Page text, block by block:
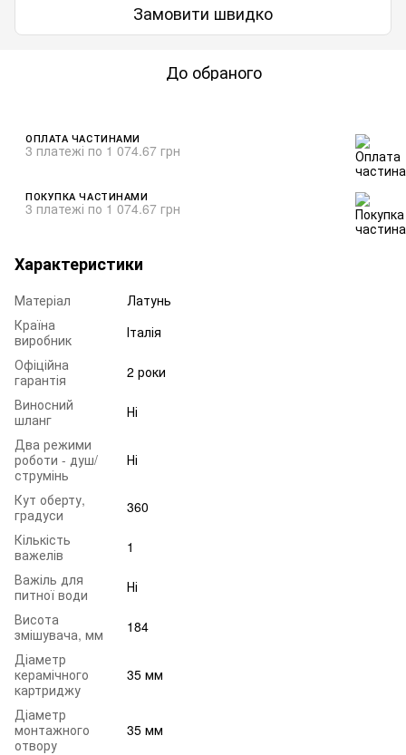
Замовити швидко
До обраного
ОПЛАТА ЧАСТИНАМИ
3 платежі по 1 074.67 грн
ПОКУПКА ЧАСТИНАМИ
3 платежі по 1 074.67 грн
Характеристики
Матеріал
Латунь
Країна
виробник
Італія
Офіційна
гарантія
2 роки
Виносний
шланг
Ні
Два режими
роботи - душ/
струмінь
Ні
Кут оберту,
градуси
360
Кількість
важелів
1
Важіль для
питної води
Ні
Висота
змішувача, мм
184
Діаметр
керамічного
картриджу
35 мм
Діаметр
монтажного
отвору
35 мм